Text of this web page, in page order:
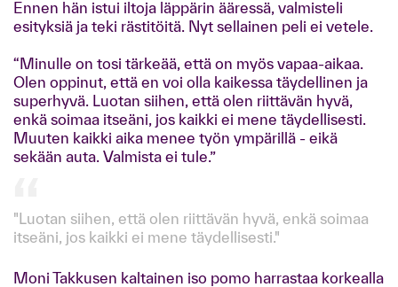
Ennen hän istui iltoja läppärin ääressä, valmisteli
esityksiä ja teki rästitöitä. Nyt sellainen peli ei vetele.
“Minulle on tosi tärkeää, että on myös vapaa-aikaa.
Olen oppinut, että en voi olla kaikessa täydellinen ja
superhyvä. Luotan siihen, että olen riittävän hyvä,
enkä soimaa itseäni, jos kaikki ei mene täydellisesti.
Muuten kaikki aika menee työn ympärillä - eikä
sekään auta. Valmista ei tule.”
"Luotan siihen, että olen riittävän hyvä, enkä soimaa
itseäni, jos kaikki ei mene täydellisesti."
Moni Takkusen kaltainen iso pomo harrastaa korkealla